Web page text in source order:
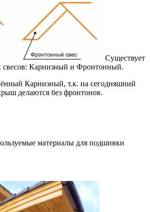
Существует
свесов: Карнизный и Фронтонный.
Карнизный, т.к. на сегодняшний
делаются без фронтонов.
материалы для подшивки